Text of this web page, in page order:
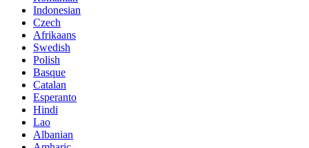
Indonesian
Czech
Afrikaans
Swedish
Polish
Basque
Catalan
Esperanto
Hindi
Lao
Albanian